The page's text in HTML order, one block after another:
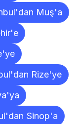
Muş'a
Rize'ye
Sinop'a